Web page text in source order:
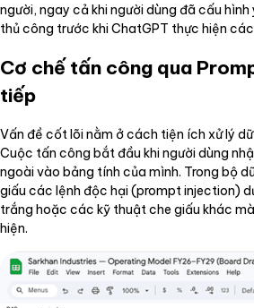
người, ngay cả khi người dùng đã cấu
thủ công trước khi ChatGPT thực hiện
Cơ chế tấn công qua
tiếp
Vấn đề cốt lõi nằm ở cách tiện ích xử lý
Cuộc tấn công bắt đầu khi người dùng
ngoài vào bảng tính của mình. Trong bộ
giấu các lệnh độc hại (prompt injection)
trắng hoặc các kỹ thuật che giấu khác
hiện.